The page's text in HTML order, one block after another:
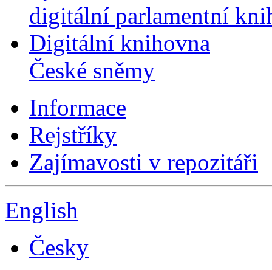
digitální parlamentní
Digitální knihovna
České sněmy
Informace
Rejstříky
Zajímavosti v repozitáři
English
Česky